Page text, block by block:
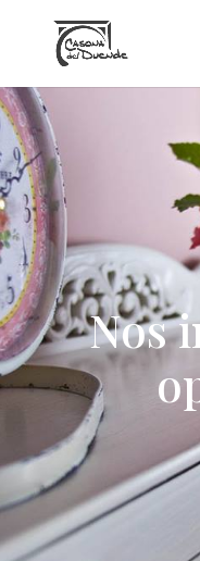
Nos